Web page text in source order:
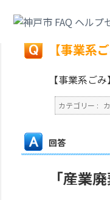
戻る
【事業系
【事業系ご
カテゴリー :
回答
「産業